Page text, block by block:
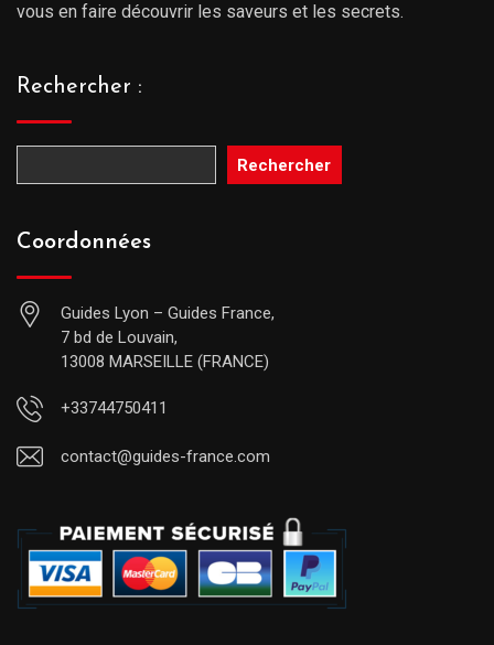
vous en faire découvrir les saveurs et les secrets.
Rechercher :
Rechercher
Coordonnées
Guides Lyon – Guides France,
7 bd de Louvain,
13008 MARSEILLE (FRANCE)
+33744750411
contact@guides-france.com